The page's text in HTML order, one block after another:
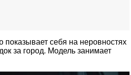
себя на неровностях
за город. Модель занимает